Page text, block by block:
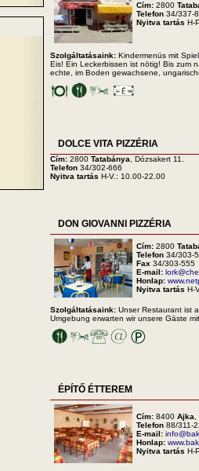
Cím: 2800
Telefon 34/337-
Nyitva tartás H-
Szolgáltatásaink: Kindermenüs mit
Eis! Ein Leckerbissen ist nötig! Bis zum
echte, im Boden gewachsene,
DOLCE VITA PIZZÉRIA
Cím: 2800 Tatabánya, Dózsakert 11.
Telefon 34/302-666
Nyitva tartás H-V.: 10.00-22.00
DON GIOVANNI PIZZÉRIA
Cím: 2800
Telefon 34/303-
Fax 34/303-555
E-mail:
Honlap:
Nyitva tartás H-
Szolgáltatásaink: Unser Restaurant ist
Umgebung erwarten wir unsere Gäste
ÉPÍTŐ ÉTTEREM
Cím: 8400 Ajka,
Telefon 88/311-
E-mail:
Honlap:
Nyitva tartás H-